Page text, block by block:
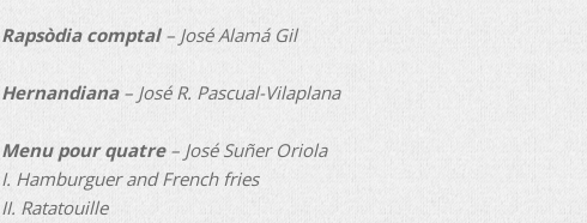
Rapsòdia comptal– José Alamá Gil
Hernandiana– José R. Pascual-Vilaplana
Menu pour quatre– José Suñer Oriola
I. Hamburguer and French fries
II. Ratatouille